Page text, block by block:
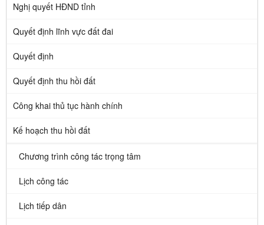
Nghị quyết HĐND tỉnh
Quyết định lĩnh vực đất đai
Quyết định
Quyết định thu hồi đất
Công khai thủ tục hành chính
Kế hoạch thu hồi đất
Chương trình công tác trọng tâm
Lịch công tác
Lịch tiếp dân